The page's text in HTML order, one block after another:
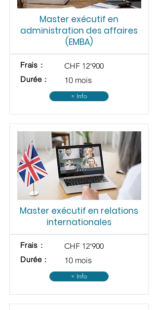
Master exécutif en
administration des affaires
(EMBA)
Frais :
CHF 12'900
Durée :
10 mois
+ Info
Master exécutif en relations
internationales
Frais :
CHF 12'900
Durée :
10 mois
+ Info